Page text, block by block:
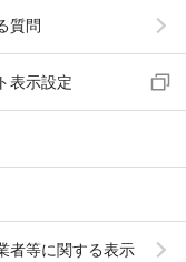
質問
表示設定
者等に関する表示